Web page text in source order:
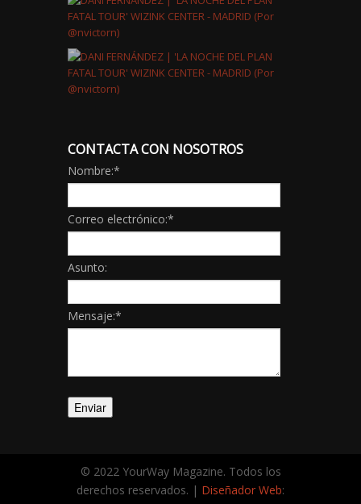
CONTACTA CON NOSOTROS
Nombre:*
Correo electrónico:*
Asunto:
Mensaje:*
© 2022 YourWay Magazine. Todos los
derechos reservados. | Diseñador Web: